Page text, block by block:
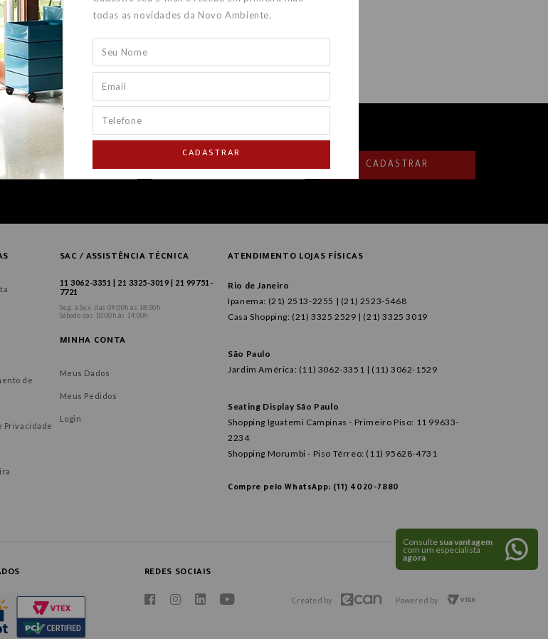
CADASTRAR
de
Privacidade
SAC / ASSISTÊNCIA TÉCNICA
11 3062-3351 | 21 3325-3019 | 21 99751-
7721
Seg. à Sex. das 09:00h às 18:00h
Sábado das 10:00h às 14:00h
MINHA CONTA
Meus Dados
Meus Pedidos
Login
ATENDIMENTO LOJAS FÍSICAS
Rio de Janeiro
Ipanema: (21) 2513-2255 | (21) 2523-5468
Casa Shopping: (21) 3325 2529 | (21) 3325 3019
São Paulo
Jardim América: (11) 3062-3351 | (11) 3062-1529
Seating Display São Paulo
Shopping Iguatemi Campinas - Primeiro Piso: 11 99633-
2234
Shopping Morumbi - Piso Térreo: (11) 95628-4731
Compre pelo WhatsApp: (11) 4020-7880
REDES SOCIAIS
Created by Powered by
todas as novidades da Novo Ambiente.
CADASTRAR
Consulte sua vantagem
com um especialista
agora